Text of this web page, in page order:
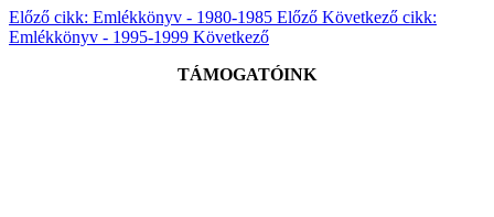
Előző cikk: Emlékkönyv - 1980-1985 Előző Következő cikk:
Emlékkönyv - 1995-1999 Következő
TÁMOGATÓINK